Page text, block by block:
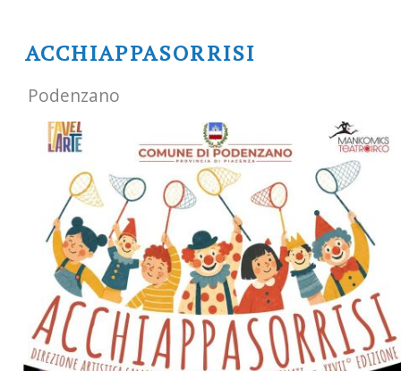
ACCHIAPPASORRISI
Podenzano